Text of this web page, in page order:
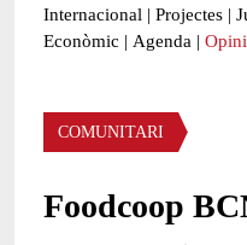
Internacional | Projectes |
Econòmic | Agenda |
Àmbit de la notícia
COMUNITARI
Foodcoop